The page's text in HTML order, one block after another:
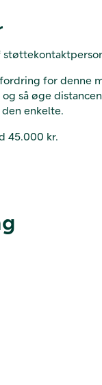
for denne
så øge
enkelte.
45.000 kr.